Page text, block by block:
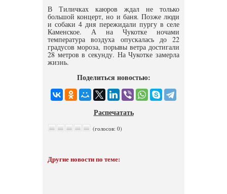
В Тиличках каюров ждал не только
большой концерт, но и баня. Позже люди
и собаки 4 дня пережидали пургу в селе
Каменское. А на Чукотке ночами
температура воздуха опускалась до 22
градусов мороза, порывы ветра достигали
28 метров в секунду. На Чукотке замерла
жизнь.
Поделиться новостью:
Распечатать
(голосов: 0)
Другие новости по теме: